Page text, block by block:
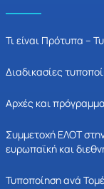
Τι είναι Πρότυπα –
Διαδικασίες
Αρχές και
Συμμετοχή ΕΛΟΤ
ευρωπαϊκή και
Τυποποίηση ανά